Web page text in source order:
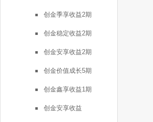
创金季享收益2期
创金稳定收益2期
创金安享收益2期
创金价值成长5期
创金鑫享收益1期
创金安享收益